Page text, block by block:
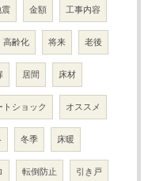
金額 工事内容
高齢化 将来 老後
居間 床材
トショック オススメ
冬季 床暖
転倒防止 引き戸